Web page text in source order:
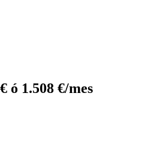
ó 1.508 €/mes